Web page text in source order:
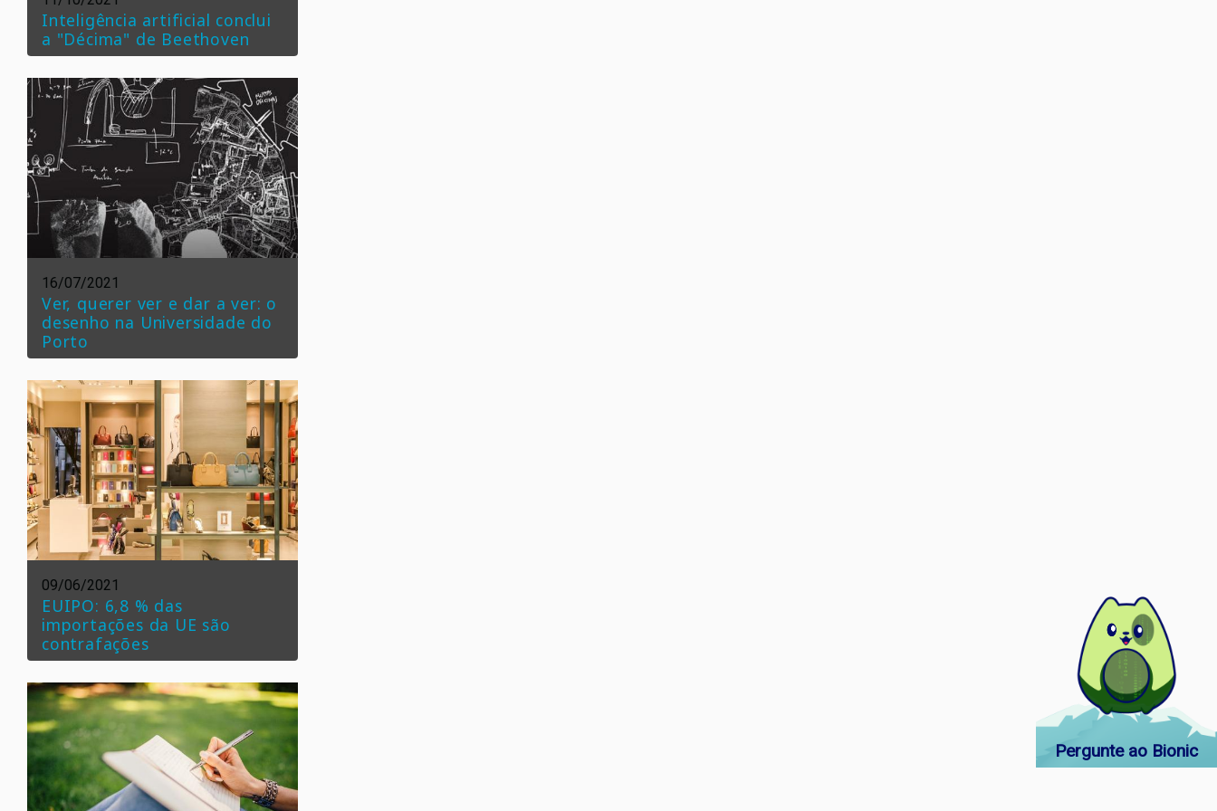
Inteligência artificial conclui
a "Décima" de Beethoven
16/07/2021
Ver, querer ver e dar a ver: o
desenho na Universidade do
Porto
09/06/2021
EUIPO: 6,8 % das
importações da UE são
contrafações
Pergunte ao Bionic